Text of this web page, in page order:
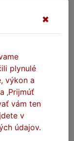
Ace zrkadlá
Skladom
✖
plynulé
výkon a
‚Prijmúť
vám ten
v
údajov.